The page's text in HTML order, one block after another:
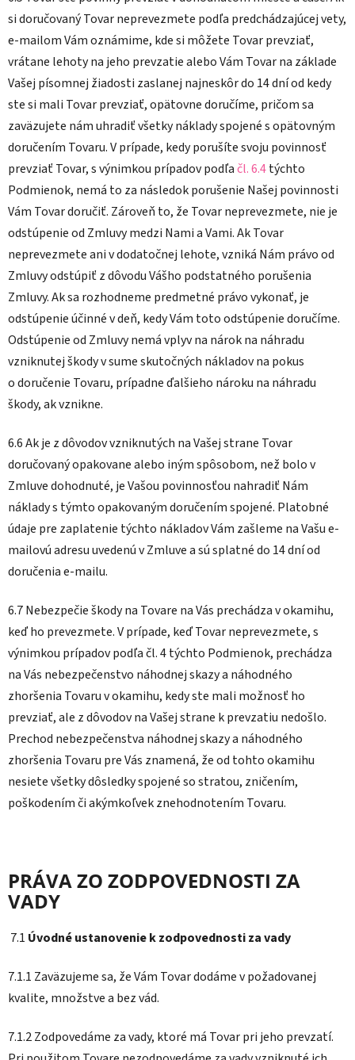
si doručovaný Tovar neprevezmete podľa predchádzajúcej vety,
e-mailom Vám oznámime, kde si môžete Tovar prevziať,
vrátane lehoty na jeho prevzatie alebo Vám Tovar na základe
Vašej písomnej žiadosti zaslanej najneskôr do 14 dní od kedy
ste si mali Tovar prevziať, opätovne doručíme, pričom sa
zaväzujete nám uhradiť všetky náklady spojené s opätovným
doručením Tovaru. V prípade, kedy porušíte svoju povinnosť
prevziať Tovar, s výnimkou prípadov podľačl. 6.4týchto
Podmienok, nemá to za následok porušenie Našej povinnosti
Vám Tovar doručiť. Zároveň to, že Tovar neprevezmete, nie je
odstúpenie od Zmluvy medzi Nami a Vami. Ak Tovar
neprevezmete ani v dodatočnej lehote, vzniká Nám právo od
Zmluvy odstúpiť z dôvodu Vášho podstatného porušenia
Zmluvy. Ak sa rozhodneme predmetné právo vykonať, je
odstúpenie účinné v deň, kedy Vám toto odstúpenie doručíme.
Odstúpenie od Zmluvy nemá vplyv na nárok na náhradu
vzniknutej škody v sume skutočných nákladov na pokus
o doručenie Tovaru, prípadne ďalšieho nároku na náhradu
škody, ak vznikne.
6.6 Ak je z dôvodov vzniknutých na Vašej strane Tovar
doručovaný opakovane alebo iným spôsobom, než bolo v
Zmluve dohodnuté, je Vašou povinnosťou nahradiť Nám
náklady s týmto opakovaným doručením spojené. Platobné
údaje pre zaplatenie týchto nákladov Vám zašleme na Vašu e-
mailovú adresu uvedenú v Zmluve a sú splatné do 14 dní od
doručenia e-mailu.
6.7 Nebezpečie škody na Tovare na Vás prechádza v okamihu,
keď ho prevezmete. V prípade, keď Tovar neprevezmete, s
výnimkou prípadov podľa čl.4týchto Podmienok, prechádza
na Vás nebezpečenstvo náhodnej skazy a náhodného
zhoršenia Tovaru v okamihu, kedy ste mali možnosť ho
prevziať, ale z dôvodov na Vašej strane k prevzatiu nedošlo.
Prechod nebezpečenstva náhodnej skazy a náhodného
zhoršenia Tovaru pre Vás znamená, že od tohto okamihu
nesiete všetky dôsledky spojené so stratou, zničením,
poškodením či akýmkoľvek znehodnotením Tovaru.
PRÁVA ZO ZODPOVEDNOSTI ZA
VADY
7.1 Úvodné ustanovenie k zodpovednosti za vady
7.1.1 Zaväzujeme sa, že Vám Tovar dodáme v požadovanej
kvalite, množstve a bez vád.
7.1.2 Zodpovedáme za vady, ktoré má Tovar pri jeho prevzatí.